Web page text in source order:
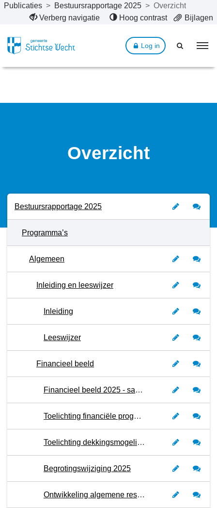
Naar hoofdinhoud
Publicaties > Bestuursrapportage 2025 > Overzicht
Verberg navigatie
Hoog contrast Bijlagen
Log in
Overzicht
Bestuursrapportage 2025
Programma’s
Algemeen
Inleiding en leeswijzer
Inleiding
Leeswijzer
Financieel beeld
Financieel beeld 2025 - samenvatting
Toelichting financiële prognose afwijkingen per programma
Toelichting dekkingsmogelijkheden
Begrotingswijziging 2025
Ontwikkeling algemene reserve